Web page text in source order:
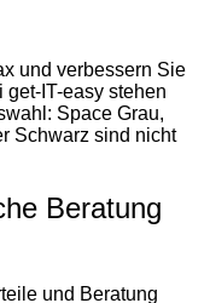
und verbessern Sie
get-IT-easy stehen
Space Grau,
Schwarz sind nicht
Beratung
und Beratung